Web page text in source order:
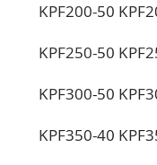
KPF200-50
KPF250-50
KPF300-50
KPF350-40